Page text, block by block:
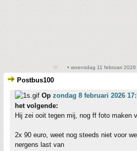
• woensdag 11 februari 2026
Postbus100
Op zondag 8 februari 2026
het volgende:
Hij zei ooit tegen mij, nog ff foto maken
2x 90 euro, weet nog steeds niet voor
nergens last van